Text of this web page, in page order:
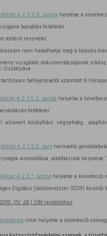
4.2.3.2.6. pontja helyébe a
bocsátás feltételei:
történő részvétel.
nem haladhatja meg a képzés
vizsgálati dokumentációjának
Osztályára.
tanfolyam befejezésétől számított 6
4.2.3.5.2. pontja helyébe a
feltételei:
elismert középfokú végzettség,
4.2.3.5.5. pontharmadik
azonosítása, adatbázisok kezelése,”
4.2.3.7. pontja helyébe a következő
Digitális Rádiórendszer (EDR) kezelői
(IV. 28.) ÖM rendelethez
címe helyébe a következő